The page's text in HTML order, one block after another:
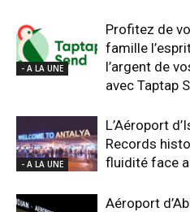
- A LA UNE
Profitez de
famille
l’argent de
avec Taptap
- A LA UNE
L’Aéroport
Records
fluidité face
Aéroport